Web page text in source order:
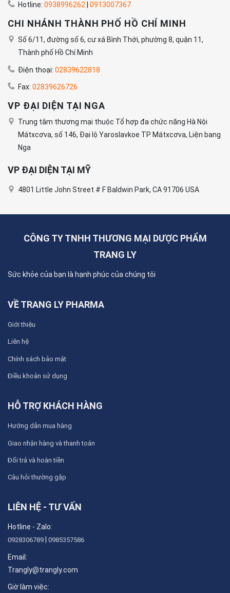
Hotline: 0938996262 0913007367
CHI NHÁNH THÀNH PHỐ HỒ CHÍ MINH
Số 6/11, đường số 6, cư xá Bình Thới, phường 8, quận 11,
Thành phố Hồ Chí Minh
Điện thoại: 02839622818
Fax: 02839626726
VP ĐẠI DIỆN TẠI NGA
Trung tâm thương mại thuộc Tổ hợp đa chức năng Hà Nội
Mátxcơva, số 146, Đại lộ Yaroslavkoe TP Mátxcơva, Liện bang
Nga
VP ĐẠI DIỆN TẠI MỸ
4801 Little John Street # F Baldwin Park, CA 91706 USA
CÔNG TY TNHH THƯƠNG MẠI DƯỢC PHẨM
TRANG LY
Sức khỏe của bạn là hạnh phúc của chúng tôi
VỀ TRANG LY PHARMA
Giới thiệu
Liên hệ
Chính sách bảo mật
Điều khoản sử dụng
HỖ TRỢ KHÁCH HÀNG
Hướng dẫn mua hàng
Giao nhận hàng và thanh toán
Đổi trả và hoàn tiền
Câu hỏi thường gặp
LIÊN HỆ - TƯ VẤN
Hotline - Zalo:
0928306789 0985357586
Email:
Trangly@trangly.com
Giờ làm việc: